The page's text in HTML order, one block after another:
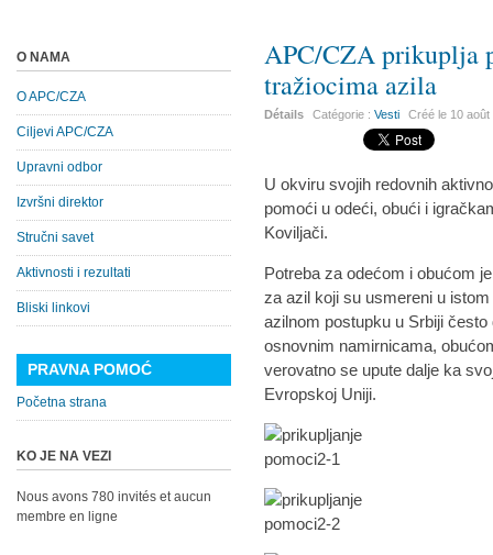
APC/CZA prikuplja
tražiocima azila
Détails Catégorie :Vesti Créé le 10 août
U okviru svojih redovnih
pomoći u odeći, obući i
Koviljači.
Potreba za odećom i obućom
za azil koji su usmereni u
azilnom postupku u Srbiji
osnovnim namirnicama,
verovatno se upute dalje ka
Evropskoj Uniji.
O NAMA
O APC/CZA
Ciljevi APC/CZA
Upravni odbor
Izvršni direktor
Stručni savet
Aktivnosti i rezultati
Bliski linkovi
PRAVNA POMOĆ
Početna strana
KO JE NA VEZI
Nous avons 780 invités et aucun
membre en ligne